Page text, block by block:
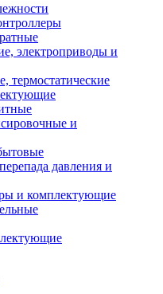
электроприводы и
термостатические
и
давления и
и комплектующие